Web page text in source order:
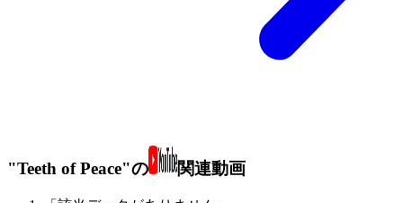
"Teeth of Peace"の 関連動画